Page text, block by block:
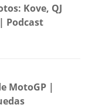
Kove, QJ
Podcast
MotoGP |